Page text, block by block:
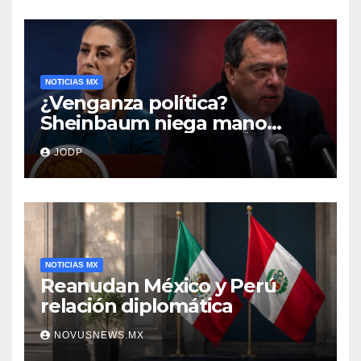
NOTICIAS MX
¿Venganza política?
Sheinbaum niega mano
negra en captura de Ángel
Aguirre
JODP
NOTICIAS MX
Reanudan México y Perú
relación diplomática
NOVUSNEWS.MX